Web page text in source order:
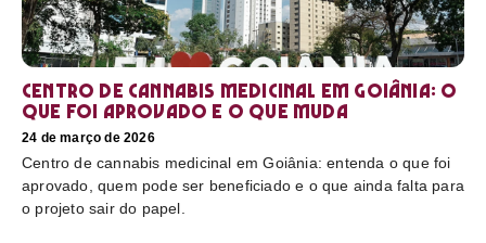
Centro de cannabis medicinal em Goiânia: o
que foi aprovado e o que muda
24 de março de 2026
Centro de cannabis medicinal em Goiânia: entenda o que foi
aprovado, quem pode ser beneficiado e o que ainda falta para
o projeto sair do papel.